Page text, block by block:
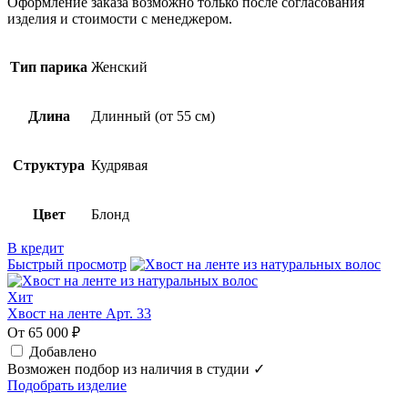
изделия и стоимости с менеджером.
Тип парика Женский
Длина Длинный (от 55 см)
Структура Кудрявая
Цвет Блонд
В кредит
Быстрый просмотр
Хит
Хвост на ленте Арт. 33
От 65 000 ₽
Добавлено
Возможен подбор из наличия в студии ✓
Подобрать изделие